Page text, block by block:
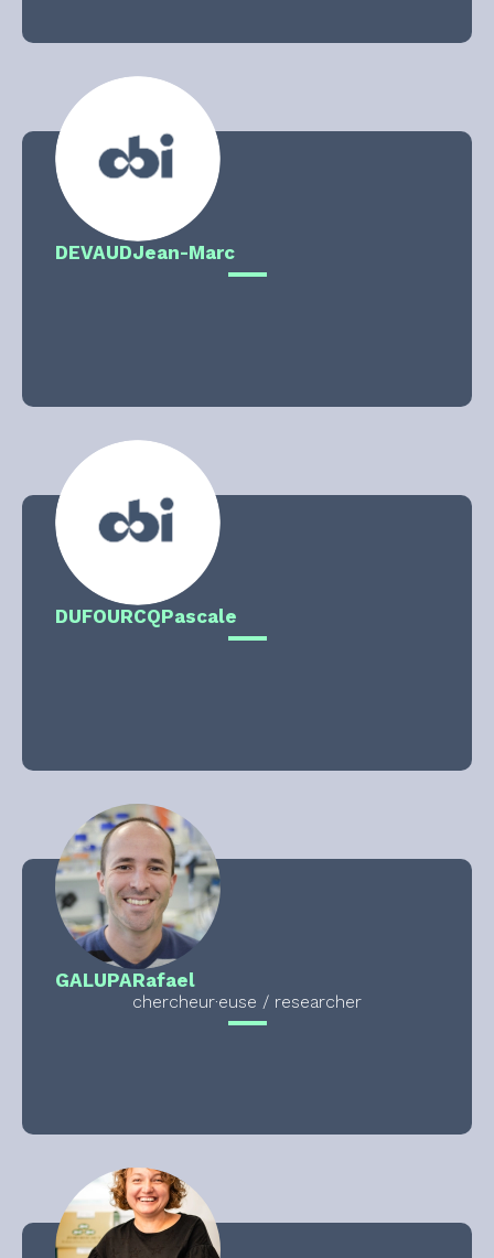
DEVAUDJean-Marc
DUFOURCQPascale
GALUPARafael
chercheur·euse / researcher